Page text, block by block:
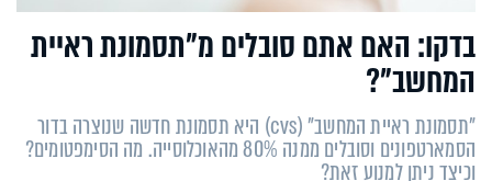
בדקו: האם אתם סובלים מ"תסמונת ראיית
המחשב"?
"תסמונת ראיית המחשב" (cvs) היא תסמונת חדשה שנוצרה בדור
הסמארטפונים וסובלים ממנה 80% מהאוכלוסייה. מה הסימפטומים?
וכיצד ניתן למנוע זאת?